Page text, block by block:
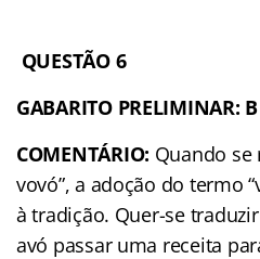
QUESTÃO 6
GABARITO PRELIMINAR: B
COMENTÁRIO: Quando se
vovó”, a adoção do termo
à tradição. Quer-se
avó passar uma receita